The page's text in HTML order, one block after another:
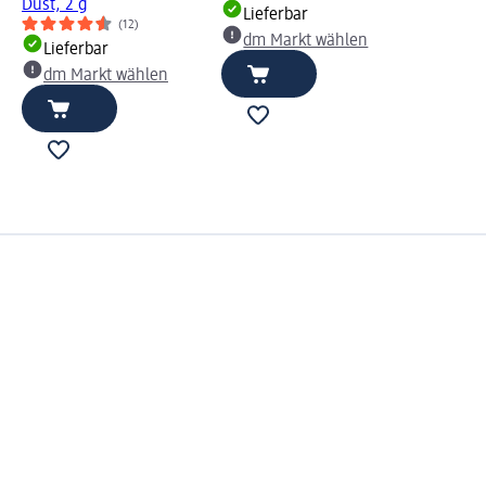
Dust, 2 g
(12)
Lieferbar
dm Markt wählen
Lieferbar
dm Markt wählen